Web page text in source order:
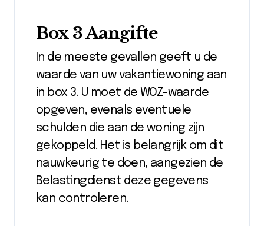
Box 3 Aangifte
In de meeste gevallen geeft u de
waarde van uw vakantiewoning aan
in box 3. U moet de WOZ-waarde
opgeven, evenals eventuele
schulden die aan de woning zijn
gekoppeld. Het is belangrijk om dit
nauwkeurig te doen, aangezien de
Belastingdienst deze gegevens
kan controleren.